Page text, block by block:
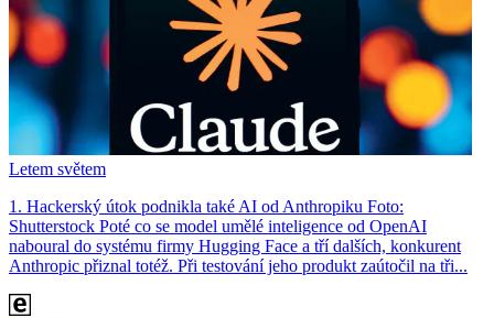
Letem světem
1. Hackerský útok podnikla také AI od Anthropiku Foto:
Shutterstock Poté co se model umělé inteligence od OpenAI
naboural do systému firmy Hugging Face a tří dalších, konkurent
Anthro­pic přiznal totéž. Při testování jeho produkt zaútočil na tři...